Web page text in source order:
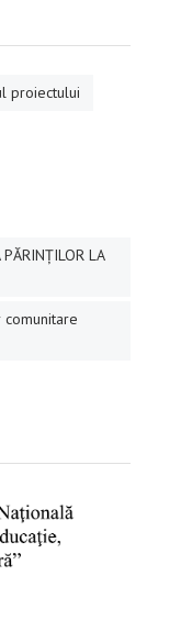
proiectului
PĂRINȚILOR LA